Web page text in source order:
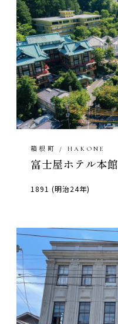
箱根町 / HAKONE
富士屋ホテル本館
1891 (明治24年)